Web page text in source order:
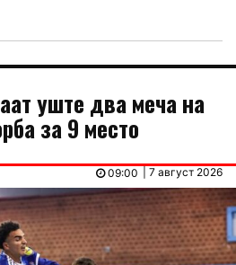
уште два меча на
за 9 место
| 7 август 2026
09:00